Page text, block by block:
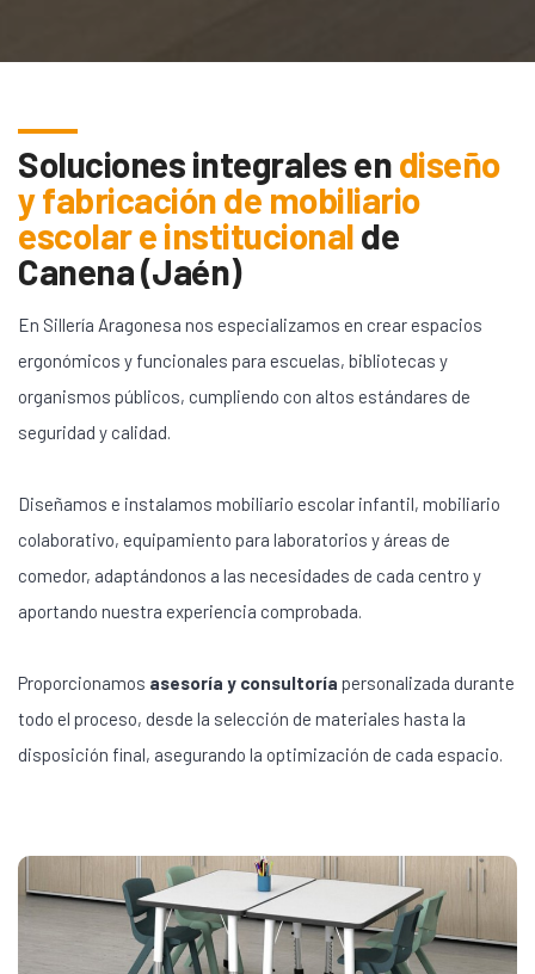
Soluciones integrales endiseño
y fabricación de mobiliario
escolar e institucionalde
Canena (Jaén)
En Sillería Aragonesa nos especializamos en crear espacios
ergonómicos y funcionales para escuelas, bibliotecas y
organismos públicos, cumpliendo con altos estándares de
seguridad y calidad.
Diseñamos e instalamos mobiliario escolar infantil, mobiliario
colaborativo, equipamiento para laboratorios y áreas de
comedor, adaptándonos a las necesidades de cada centro y
aportando nuestra experiencia comprobada.
Proporcionamos asesoría y consultoría personalizada durante
todo el proceso, desde la selección de materiales hasta la
disposición final, asegurando la optimización de cada espacio.